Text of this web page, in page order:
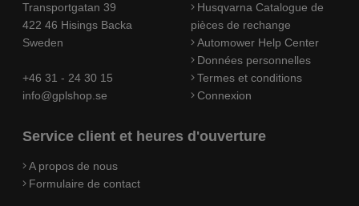
Transportgatan 39
422 46 Hisings Backa
Sweden
+46 31 - 24 30 15
info@gplshop.se
Husqvarna Catalogue de
pièces de rechange
Automower Help Center
Données personnelles
Termes et conditions
Connexion
Service client et heures d'ouverture
A propos de nous
Formulaire de contact